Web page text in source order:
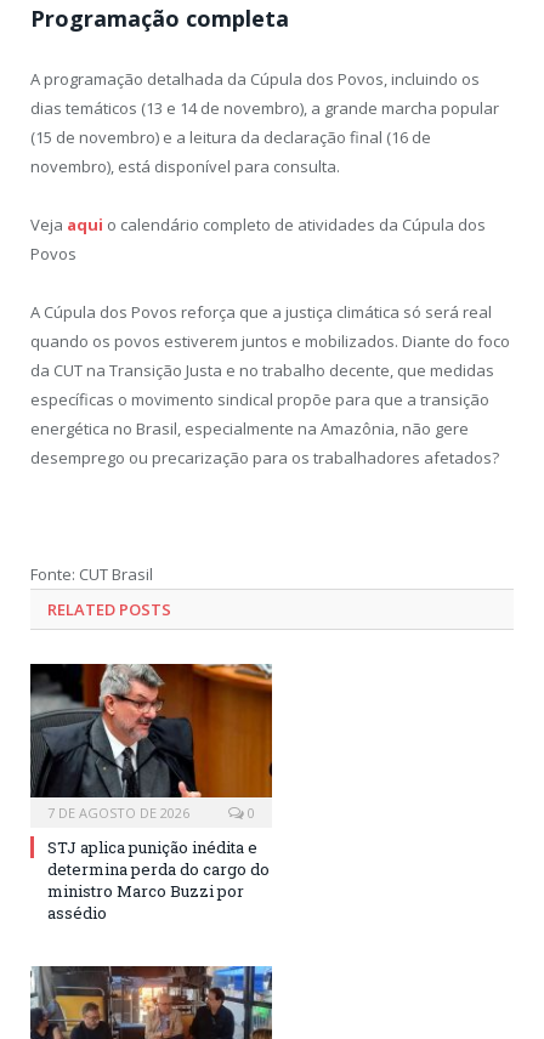
Programação completa
A programação detalhada da Cúpula dos Povos, incluindo os
dias temáticos (13 e 14 de novembro), a grande marcha popular
(15 de novembro) e a leitura da declaração final (16 de
novembro), está disponível para consulta.
Veja aqui o calendário completo de atividades da Cúpula dos
Povos
A Cúpula dos Povos reforça que a justiça climática só será real
quando os povos estiverem juntos e mobilizados. Diante do foco
da CUT na Transição Justa e no trabalho decente, que medidas
específicas o movimento sindical propõe para que a transição
energética no Brasil, especialmente na Amazônia, não gere
desemprego ou precarização para os trabalhadores afetados?
Fonte: CUT Brasil
RELATED POSTS
7 DE AGOSTO DE 2026 0
STJ aplica punição inédita e
determina perda do cargo do
ministro Marco Buzzi por
assédio